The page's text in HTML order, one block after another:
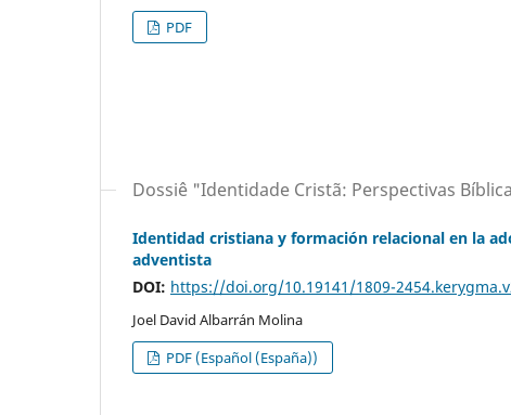
PDF
Dossiê "Identidade Cristã: Perspectivas
Identidad cristiana y formación relacional en la
adventista
DOI: https://doi.org/10.19141/1809-
Joel David Albarrán Molina
PDF (Español (España))